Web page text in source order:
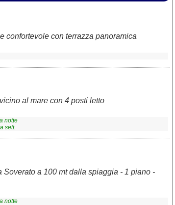
confortevole con terrazza panoramica
al mare con 4 posti letto
notte
sett.
Soverato a 100 mt dalla spiaggia - 1 piano -
notte